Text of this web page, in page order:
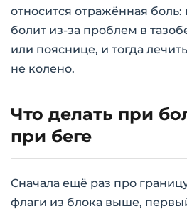
относится отражённая боль:
болит из-за проблем в
или пояснице, и тогда
не колено.
Что делать при
при беге
Сначала ещё раз про
флаги из блока выше,